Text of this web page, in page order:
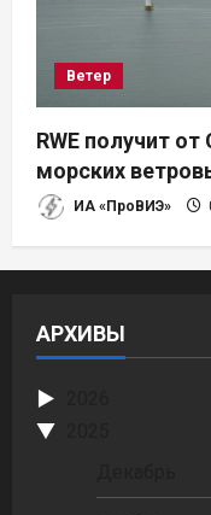
Ветер
RWE получит
морских
ИА «ПроВИЭ»
АРХИВЫ